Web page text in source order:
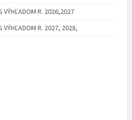
VÝHĽADOM R. 2026,2027
VÝHĽADOM R. 2027, 2028,